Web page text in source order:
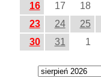
16
17 18
23
24 25
30
31 1